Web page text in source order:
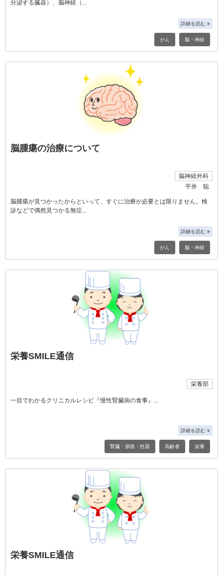
分泌する臓器）、脳神経（
詳細を読む
がん 脳・神経
脳腫瘍の治療について
脳神経外科
平井 聡
脳腫瘍が見つかったからといって、すぐに治療が必要とは限りません。検
診などで偶然見つかる無症
詳細を読む
がん 脳・神経
栄養SMILE通信
栄養部
一目でわかるクリニカルレシピ『慢性腎臓病の食事』
詳細を読む
腎臓・尿路・性器 高齢者 栄養
栄養SMILE通信